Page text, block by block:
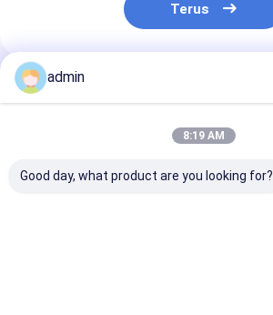
Terus
Rekomendasi Produk
admin
8:19 AM
Good day, what product are you looking for?